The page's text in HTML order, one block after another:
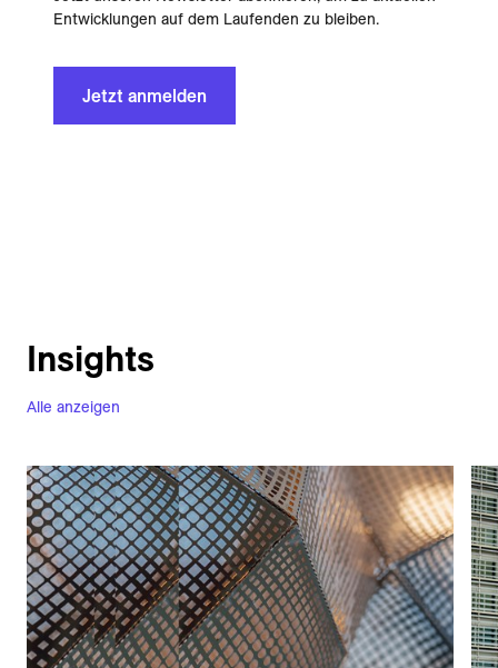
Entwicklungen auf dem Laufenden zu bleiben.
Jetzt anmelden
Alle anzeigen
Insights